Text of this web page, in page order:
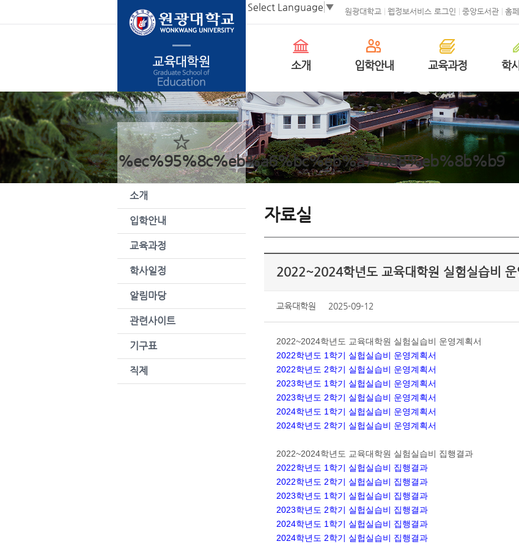
원광대학교 웹정보서비스 로그인 중앙도서관 홈
Select Language ▼
소개 입학안내 교육과정 학
%ec%95%8c%eb%a6%bc%eb%a7%88%eb%8b%b9
소개
입학안내
교육과정
학사일정
알림마당
관련사이트
기구표
직제
자료실
2022~2024학년도 교육대학원 실험실습비 운
교육대학원 2025-09-12
2022~2024학년도 교육대학원 실험실습비 운영계획서
2022학년도 1학기 실헙실습비 운영계획서
2022학년도 2학기 실헙실습비 운영계획서
2023학년도 1학기 실헙실습비 운영계획서
2023학년도 2학기 실헙실습비 운영계획서
2024학년도 1학기 실헙실습비 운영계획서
2024학년도 2학기 실헙실습비 운영계획서
2022~2024학년도 교육대학원 실험실습비 집행결과
2022학년도 1학기 실헙실습비 집행결과
2022학년도 2학기 실헙실습비 집행결과
2023학년도 1학기 실헙실습비 집행결과
2023학년도 2학기 실헙실습비 집행결과
2024학년도 1학기 실헙실습비 집행결과
2024학년도 2학기 실헙실습비 집행결과